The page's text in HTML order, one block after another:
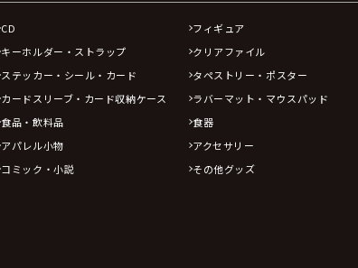
CD
フィギュア
キーホルダー・ストラップ
クリアファイル
ステッカー・シール・カード
タペストリー・ポスター
カードスリーブ・カード収納ケース
ラバーマット・マウスパッド
食品・飲料品
食器
アパレル小物
アクセサリー
コミック・小説
その他グッズ